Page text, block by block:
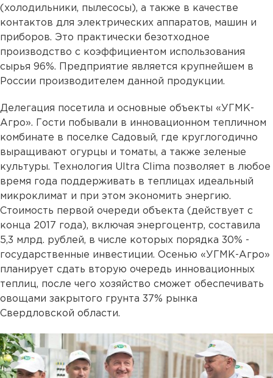
(холодильники, пылесосы), а также в качестве
контактов для электрических аппаратов, машин и
приборов. Это практически безотходное
производство с коэффициентом использования
сырья 96%. Предприятие является крупнейшем в
России производителем данной продукции.
Делегация посетила и основные объекты «УГМК-
Агро». Гости побывали в инновационном тепличном
комбинате в поселке Садовый, где круглогодично
выращивают огурцы и томаты, а также зеленые
культуры. Технология Ultra Clima позволяет в любое
время года поддерживать в теплицах идеальный
микроклимат и при этом экономить энергию.
Стоимость первой очереди объекта (действует с
конца 2017 года), включая энергоцентр, составила
5,3 млрд. рублей, в числе которых порядка 30% -
государственные инвестиции. Осенью «УГМК-Агро»
планирует сдать вторую очередь инновационных
теплиц, после чего хозяйство сможет обеспечивать
овощами закрытого грунта 37% рынка
Свердловской области.